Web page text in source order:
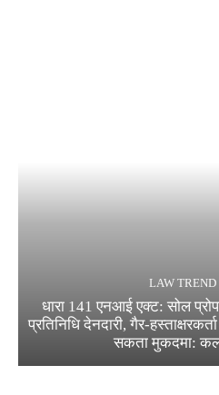
LAW TREND
धारा 141 एनआई एक्ट: सोल
प्रतिनिधि देनदारी, गैर-
सकता मुकदमा: